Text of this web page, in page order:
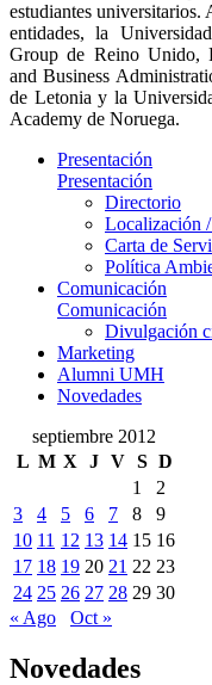
estudiantes
entidades, la
Group de Reino Unido,
and Business
de Letonia y la
Academy de Noruega.
Presentación
Presentación
Directorio
Localización
Carta de
Política
Comunicación
Comunicación
Divulgación
Marketing
Alumni UMH
Novedades
septiembre 2012
L M X J V S D
1
2
3
4 5 6 7 8
9
10 11 12 13 14 15 16
17 18 19 20 21 22 23
24 25 26 27 28 29 30
« Ago
Oct »
Novedades